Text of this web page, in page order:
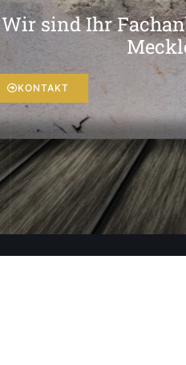
Wir sind Ihr
KONTAKT